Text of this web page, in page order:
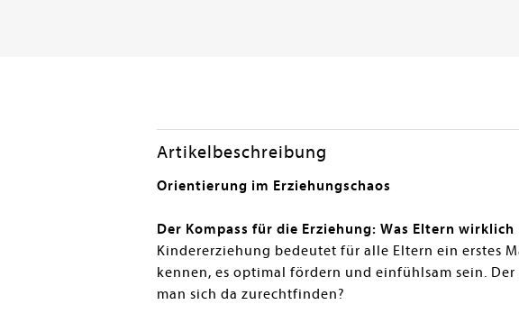
Artikelbeschreibung
Orientierung im Erziehungschaos
Der Kompass für die Erziehung: Was Eltern wirklich
Kindererziehung bedeutet für alle Eltern ein erstes
kennen, es optimal fördern und einfühlsam sein.
man sich da zurechtfinden?